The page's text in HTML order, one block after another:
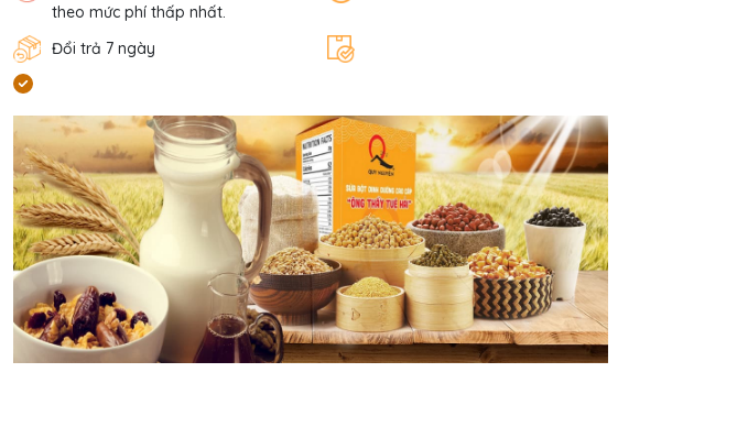
theo mức phí thấp nhất.
Đổi trả 7 ngày